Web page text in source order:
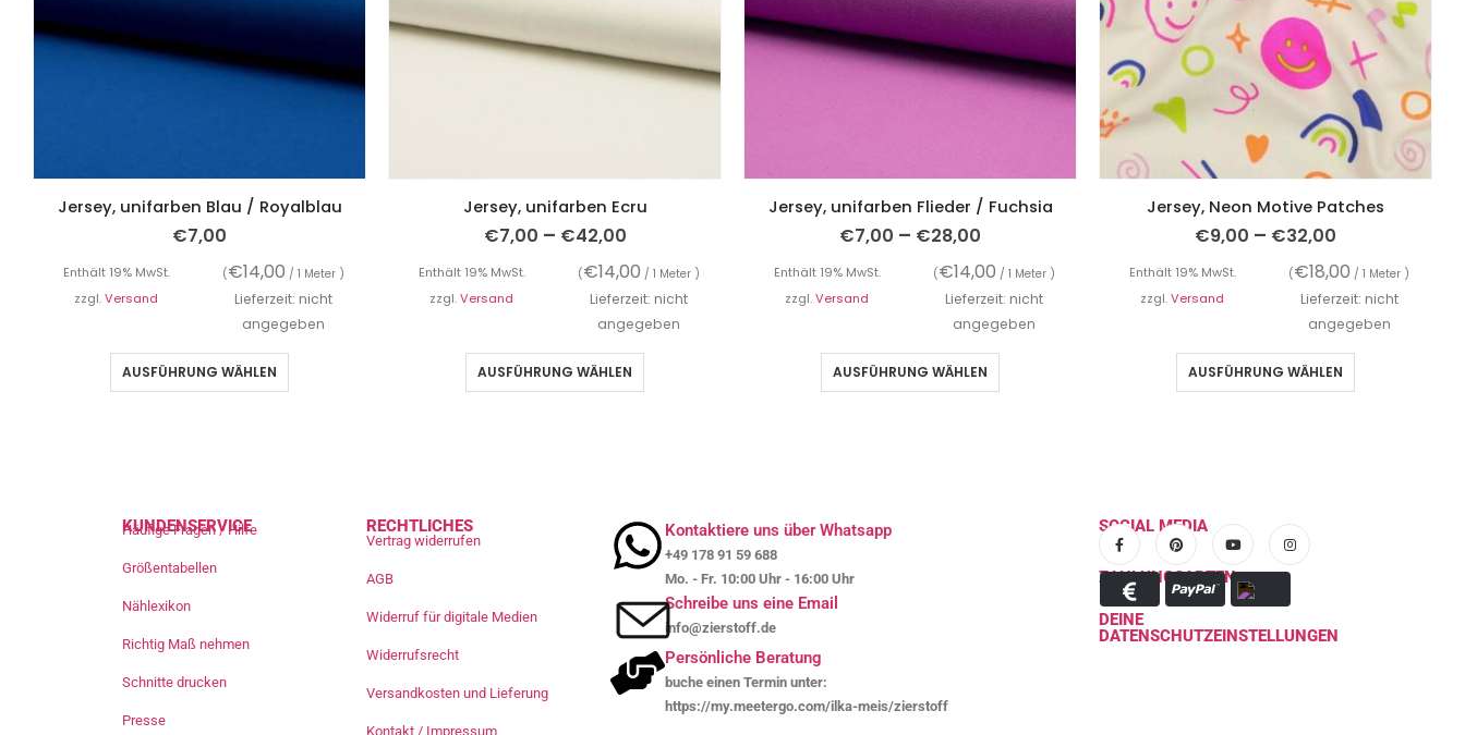
Jersey, unifarben Blau / Royalblau
€7,00
Enthält 19% MwSt. (€14,00 / 1 Meter )
zzgl.Versand
Lieferzeit: nicht
angegeben
AUSFÜHRUNG WÄHLEN
Jersey, unifarben Ecru
€7,00 – €42,00
Enthält 19% MwSt. (€14,00 / 1 Meter )
zzgl.Versand
Lieferzeit: nicht
angegeben
AUSFÜHRUNG WÄHLEN
Jersey, unifarben Flieder / Fuchsia
€7,00 – €28,00
Enthält 19% MwSt. (€14,00 / 1 Meter )
zzgl.Versand
Lieferzeit: nicht
angegeben
AUSFÜHRUNG WÄHLEN
Jersey, Neon Motive Patches
€9,00 – €32,00
Enthält 19% MwSt. (€18,00 / 1 Meter )
zzgl.Versand
Lieferzeit: nicht
angegeben
AUSFÜHRUNG WÄHLEN
KUNDENSERVICE
Häufige Fragen / Hilfe
Größentabellen
Nählexikon
Richtig Maß nehmen
Schnitte drucken
Presse
RECHTLICHES
Vertrag widerrufen
AGB
Widerruf für digitale Medien
Widerrufsrecht
Versandkosten und Lieferung
Kontakt / Impressum
Kontaktiere uns über Whatsapp
+49 178 91 59 688
Mo. - Fr. 10:00 Uhr - 16:00 Uhr
Schreibe uns eine Email
info@zierstoff.de
Persönliche Beratung
buche einen Termin unter:
https://my.meetergo.com/ilka-meis/zierstoff
SOCIAL MEDIA
ZAHLUNGSARTEN
DEINE
DATENSCHUTZEINSTELLUNGEN